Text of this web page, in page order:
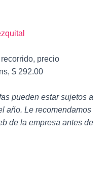
precio
$ 292.00
pueden estar sujetos a
año. Le recomendamos
de la empresa antes de